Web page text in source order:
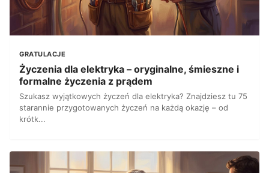
GRATULACJE
Życzenia dla elektryka – oryginalne, śmieszne i
formalne życzenia z prądem
Szukasz wyjątkowych życzeń dla elektryka? Znajdziesz tu 75
starannie przygotowanych życzeń na każdą okazję – od
krótk...